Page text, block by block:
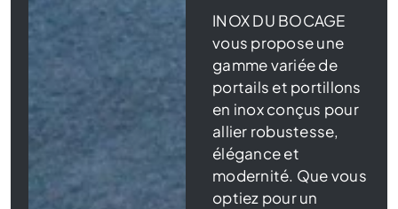
INOX DU BOCAGE
vous propose une
gamme variée de
portails et portillons
en inox conçus pour
allier robustesse,
élégance et
modernité. Que vous
optiez pour un